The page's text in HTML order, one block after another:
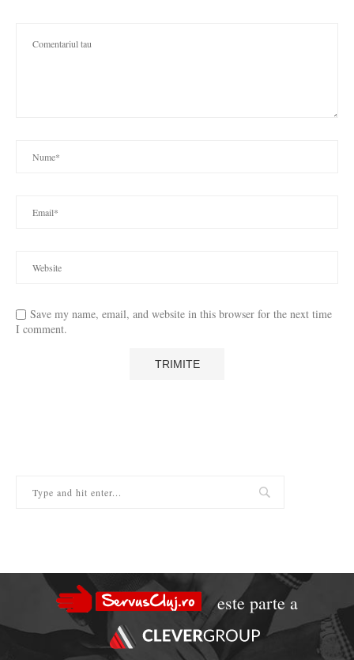
Save my name, email, and website in this browser for the next time
I comment.
este parte a